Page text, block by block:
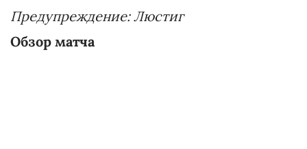
Предупреждение: Люстиг
Обзор матча